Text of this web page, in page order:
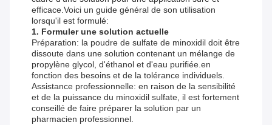
efficace.Voici un guide général de son utilisation
lorsqu'il est formulé:
1. Formuler une solution actuelle
Préparation: la poudre de sulfate de minoxidil doit être
dissoute dans une solution contenant un mélange de
propylène glycol, d'éthanol et d'eau purifiée.en
fonction des besoins et de la tolérance individuels.
Assistance professionnelle: en raison de la sensibilité
et de la puissance du minoxidil sulfate, il est fortement
conseillé de faire préparer la solution par un
pharmacien professionnel.